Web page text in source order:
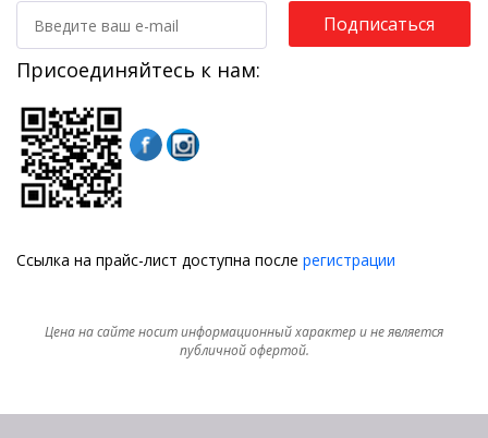
Подписаться
Присоединяйтесь к нам:
Ссылка на прайс-лист доступна после регистрации
Цена на сайте носит информационный характер и не является
публичной офертой.